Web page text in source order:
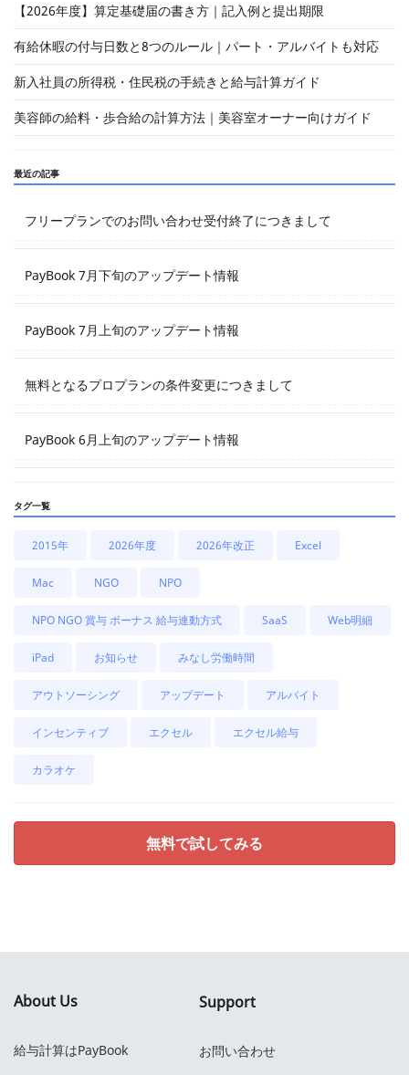
【2026年度】算定基礎届の書き方｜記入例と提出期限
有給休暇の付与日数と8つのルール｜パート・アルバイトも対応
新入社員の所得税・住民税の手続きと給与計算ガイド
美容師の給料・歩合給の計算方法｜美容室オーナー向けガイド
最近の記事
フリープランでのお問い合わせ受付終了につきまして
PayBook 7月下旬のアップデート情報
PayBook 7月上旬のアップデート情報
無料となるプロプランの条件変更につきまして
PayBook 6月上旬のアップデート情報
タグ一覧
2015年 2026年度 2026年改正 Excel
Mac NGO NPO
NPO NGO 賞与 ボーナス 給与連動方式 SaaS Web明細
iPad お知らせ みなし労働時間
アウトソーシング アップデート アルバイト
インセンティブ エクセル エクセル給与
カラオケ
無料で試してみる
About Us
給与計算はPayBook
Support
お問い合わせ